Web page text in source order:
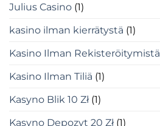
Julius Casino (1)
kasino ilman kierrätystä (1)
Kasino Ilman Rekisteröitymistä
Kasino Ilman Tiliä (1)
Kasyno Blik 10 Zł(1)
Kasyno Depozyt 20 Zł(1)